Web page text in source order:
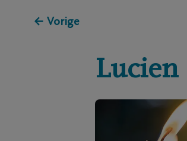
← Vorige
Lucien